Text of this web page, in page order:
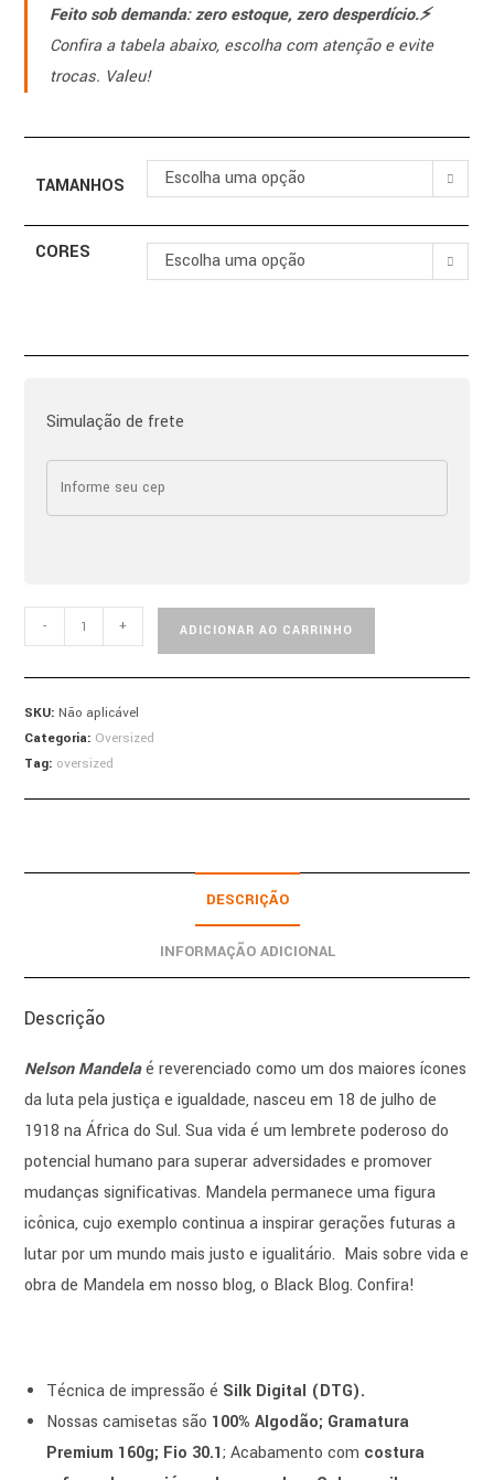
Feito sob demanda: zero estoque, zero desperdício.⚡️
Confira a tabela abaixo, escolha com atenção e evite
trocas. Valeu!
TAMANHOS Escolha uma opção
CORES Escolha uma opção
Simulação de frete
- + ADICIONAR AO CARRINHO
SKU:Não aplicável
Categoria: Oversized
Tag: oversized
DESCRIÇÃO
INFORMAÇÃO ADICIONAL
Descrição
Nelson Mandelaé reverenciado como um dos maiores ícones
da luta pela justiça e igualdade, nasceu em 18 de julho de
1918 na África do Sul. Sua vida é um lembrete poderoso do
potencial humano para superar adversidades e promover
mudanças significativas. Mandela permanece uma figura
icônica, cujo exemplo continua a inspirar gerações futuras a
lutar por um mundo mais justo e igualitário. Mais sobre vida e
obra de Mandela em nosso blog, o Black Blog. Confira!
Técnica de impressão é Silk Digital (DTG).
Nossas camisetas são 100% Algodão; Gramatura
Premium 160g; Fio 30.1; Acabamento com costura